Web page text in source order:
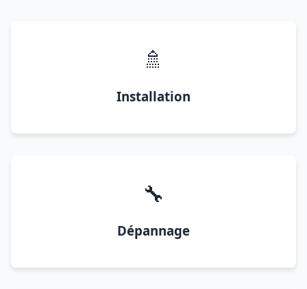
🚿
Installation
🔧
Dépannage